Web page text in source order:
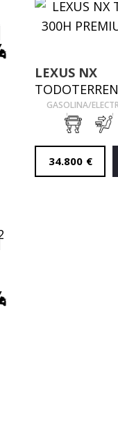
LEXUS NX
GASOLINA/
49.990Km
34.800 €